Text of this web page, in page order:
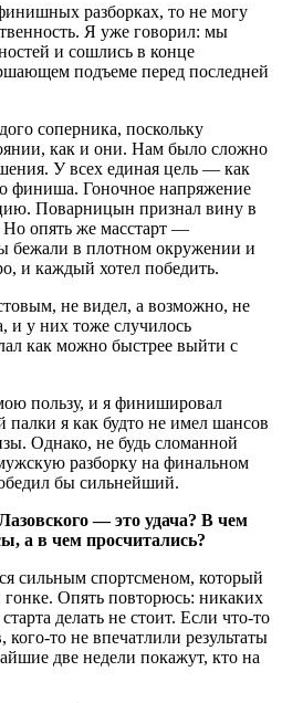
разборках, то не могу
Я уже говорил: мы
и сошлись в конце
подъеме перед последней
соперника, поскольку
как и они. Нам было сложно
У всех единая цель — как
финиша. Гоночное напряжение
Поварницын признал вину в
Но опять же масстарт —
бежали в плотном окружении и
и каждый хотел победить.
не видел, а возможно, не
и у них тоже случилось
как можно быстрее выйти с
пользу, и я финишировал
я как будто не имел шансов
Однако, не будь сломанной
разборку на финальном
бы сильнейший.
— это удача? В чем
а в чем просчитались?
сильным спортсменом, который
Опять повторюсь: никаких
делать не стоит. Если что-то
кого-то не впечатлили результаты
две недели покажут, кто на